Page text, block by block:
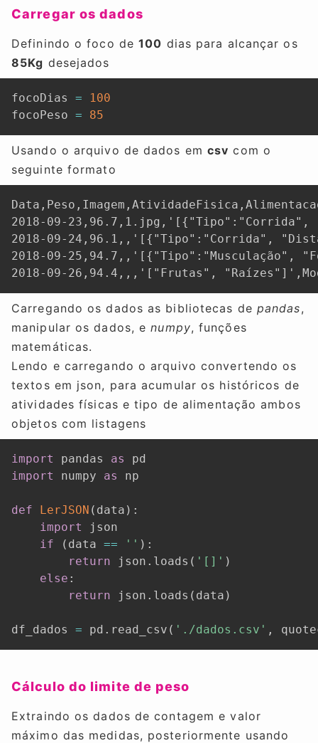
Carregar os dados
Definindo o foco de100 dias para alcançar os
85Kg desejados
focoDias =
100
focoPeso = 85
Usando o arquivo de dados emcsv com o
seguinte formato
2018-09-
2018-09-24,96.1,,'[{"Tipo":"Corrida",
2018-09-25,94.7,,'[{"Tipo":"Musculação",
2018-09-26,94.4,,,'["Frutas",
Carregando os dados as bibliotecas de pandas,
manipular os dados, enumpy, funções
matemáticas.
Lendo e carregando o arquivo convertendo os
textos em json, para acumular os históricos de
atividades físicas e tipo de alimentação ambos
objetos com listagens
import pandas as
import
numpy as np
def LerJSON ( data ) :
import
json
if
( data == '' ) :
return json . loads ( '[]' )
else :
return json . loads ( data )
df_dados = pd . read_csv ( './dados.csv' ,
Cálculo do limite de peso
Extraindo os dados de contagem e valor
máximo das medidas, posteriormente usando